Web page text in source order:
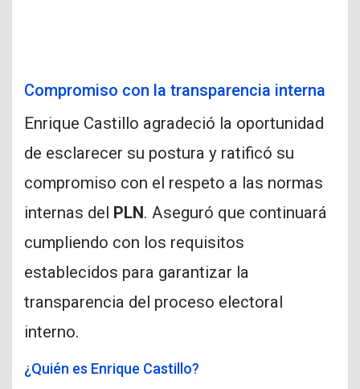
Compromiso con la transparencia interna
Enrique Castillo agradeció la oportunidad
de esclarecer su postura y ratificó su
compromiso con el respeto a las normas
internas del PLN. Aseguró que continuará
cumpliendo con los requisitos
establecidos para garantizar la
transparencia del proceso electoral
interno.
¿Quién es Enrique Castillo?